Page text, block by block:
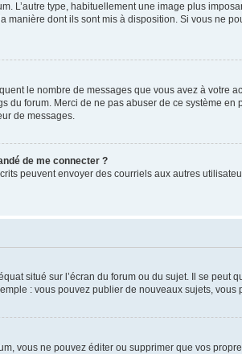
L’autre type, habituellement une image plus
manière dont ils sont mis à disposition. Si vous ne
le nombre de messages que vous avez à
du forum. Merci de ne pas abuser de ce système
de messages.
de me connecter ?
peuvent envoyer des courriels aux autres
situé sur l’écran du forum ou du sujet. Il se
: vous pouvez publier de nouveaux sujets,
vous ne pouvez éditer ou supprimer que vos